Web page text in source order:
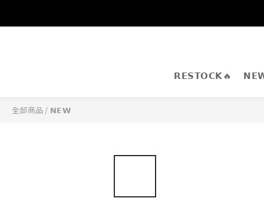
𝗥𝗘𝗦𝗧𝗢𝗖𝗞🔥
全部商品 / 𝗡𝗘𝗪